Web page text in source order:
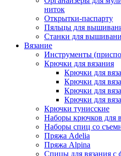
ниток
Открытки-паспарту
Пяльцы для
Станки для
Вязание
Инструменты
Крючки для вязания
Крючки для
Крючки для
Крючки для
Крючки для
Крючки тунисские
Наборы крючков для
Наборы спиц со
Пряжа Adelia
Пряжа Alpina
Спицы для вязания с